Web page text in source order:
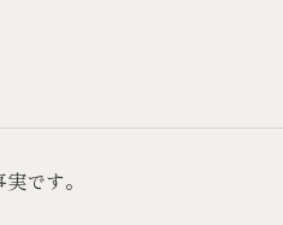
です。